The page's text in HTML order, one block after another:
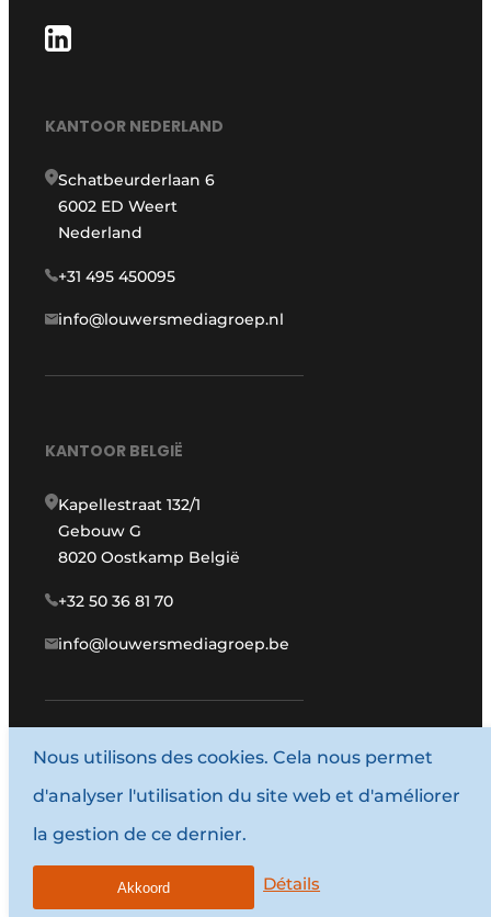
KANTOOR NEDERLAND
Schatbeurderlaan 6
6002 ED Weert
Nederland
+31 495 450095
info@louwersmediagroep.nl
KANTOOR BELGIË
Kapellestraat 132/1
Gebouw G
8020 Oostkamp België
+32 50 36 81 70
info@louwersmediagroep.be
www.louwersmediagroep.com
© 1987 - 2026 Louwersmediagroep.
Termes et conditions
Nous utilisons des cookies. Cela nous permet
d'analyser l'utilisation du site web et d'améliorer
la gestion de ce dernier.
Détails
Akkoord